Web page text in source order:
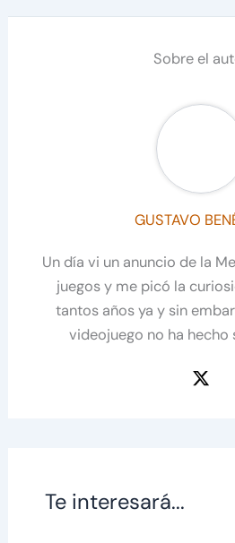
Sobre el
GUSTAVO
Un día vi un anuncio de la
juegos y me picó la
tantos años ya y sin
videojuego no ha hecho
Te interesará...